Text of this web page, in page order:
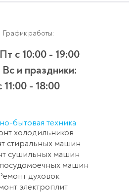
График работы:
с 10:00 - 19:00
и праздники:
11:00 - 18:00
бытовая техника
холодильников
стиральных машин
сушильных машин
машин
духовок
электроплит